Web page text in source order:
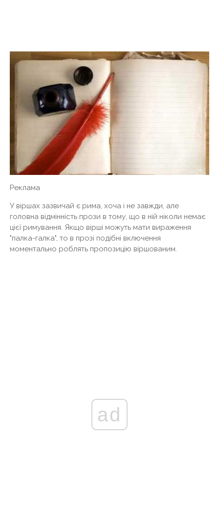
Реклама
У віршах зазвичай є рима, хоча і не завжди, але
головна відмінність прози в тому, що в ній ніколи немає
цієї римування. Якщо вірші можуть мати вираження
"палка-галка", то в прозі подібні включення
моментально роблять пропозицію віршованим.
ad